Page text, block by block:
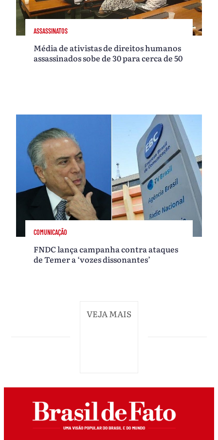
ASSASSINATOS
Média de ativistas de direitos humanos
assassinados sobe de 30 para cerca de 50
COMUNICAÇÃO
FNDC lança campanha contra ataques
de Temer a ‘vozes dissonantes’
VEJA MAIS